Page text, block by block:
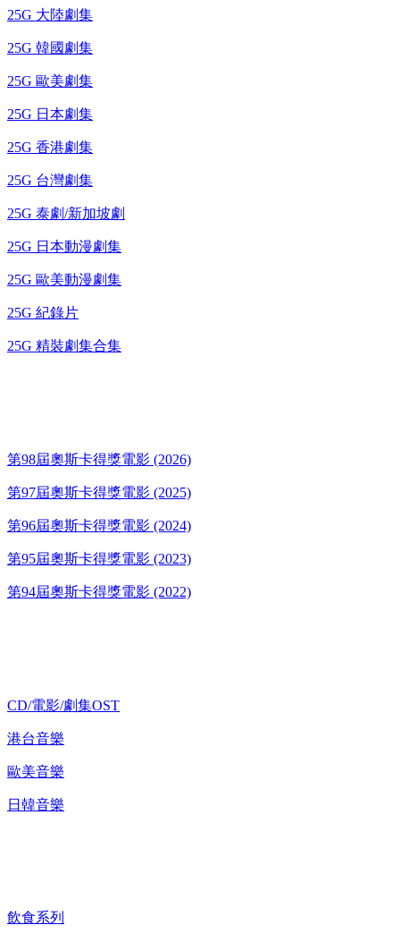
25G 大陸劇集
25G 韓國劇集
25G 歐美劇集
25G 日本劇集
25G 香港劇集
25G 台灣劇集
25G 泰劇/新加坡劇
25G 日本動漫劇集
25G 歐美動漫劇集
25G 紀錄片
25G 精裝劇集合集
第98屆奧斯卡得獎電影 (2026)
第97屆奧斯卡得獎電影 (2025)
第96屆奧斯卡得獎電影 (2024)
第95屆奧斯卡得獎電影 (2023)
第94屆奧斯卡得獎電影 (2022)
CD/電影/劇集OST
港台音樂
歐美音樂
日韓音樂
飲食系列